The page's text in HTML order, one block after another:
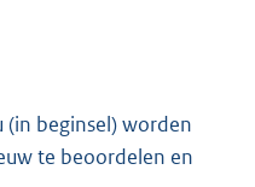
(in beginsel) worden
te beoordelen en